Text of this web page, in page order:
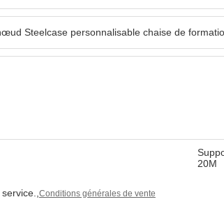
20M
Conditions générales de vente